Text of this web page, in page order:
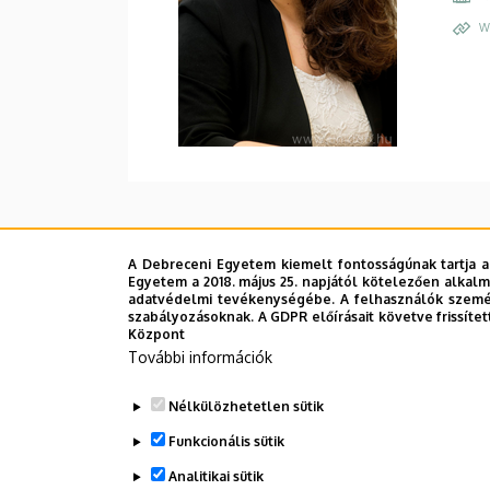
A Debreceni Egyetem kiemelt fontosságúnak
Egyetem a 2018. május 25. napjától kötelezően
adatvédelmi tevékenységébe. A felhasználók
szabályozásoknak. A GDPR előírásait követve
Központ
További információk
Nélkülözhetetlen sütik
Funkcionális sütik
Analitikai sütik